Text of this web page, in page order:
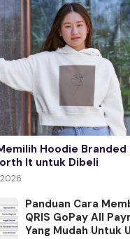
Hoodie Branded
It untuk Dibeli
Panduan Cara
QRIS GoPay All
Yang Mudah Untuk